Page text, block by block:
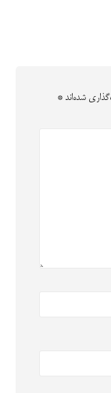
شده‌اند *